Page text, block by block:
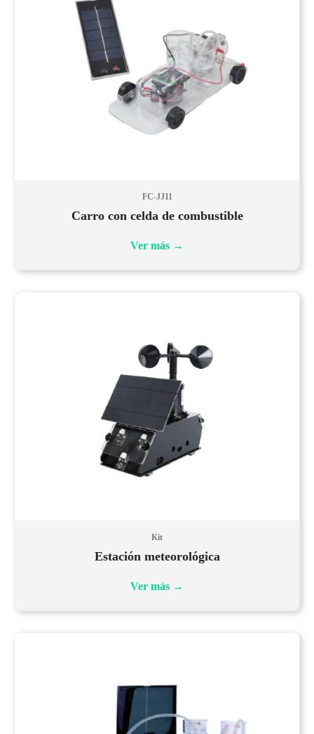
FC-JJ11
Carro con celda de combustible
Ver más →
Kit
Estación meteorológica
Ver más →